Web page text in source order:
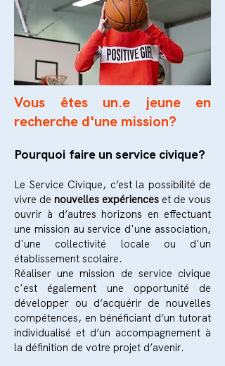
Vous êtes un.e jeune en
recherche d'une mission?
Pourquoi faire un service civique?
Le Service Civique, c’est la possibilité de
vivre de nouvelles expériences et de vous
ouvrir à d’autres horizons en effectuant
une mission au service d'une association,
d'une collectivité locale ou d'un
établissement scolaire.
Réaliser une mission de service civique
c'est également une opportunité de
développer ou d’acquérir de nouvelles
compétences, en bénéficiant d’un tutorat
individualisé et d’un accompagnement à
la définition de votre projet d’avenir.